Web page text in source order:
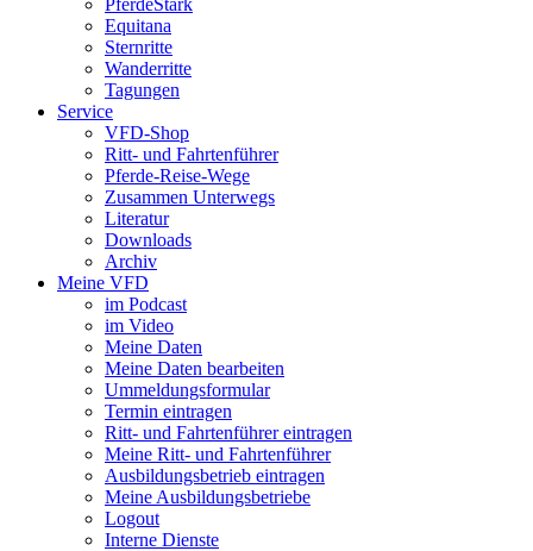
PferdeStark
Equitana
Sternritte
Wanderritte
Tagungen
Service
VFD-Shop
Ritt- und Fahrtenführer
Pferde-Reise-Wege
Zusammen Unterwegs
Literatur
Downloads
Archiv
Meine VFD
im Podcast
im Video
Meine Daten
Meine Daten bearbeiten
Ummeldungsformular
Termin eintragen
Ritt- und Fahrtenführer eintragen
Meine Ritt- und Fahrtenführer
Ausbildungsbetrieb eintragen
Meine Ausbildungsbetriebe
Logout
Interne Dienste